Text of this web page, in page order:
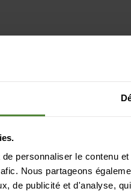
personnaliser le contenu
Nous partageons
de publicité et d'analyse,